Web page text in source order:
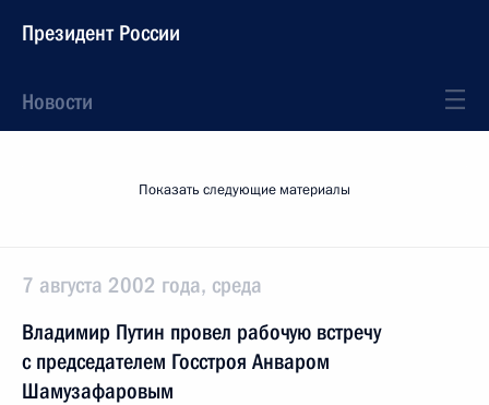
Президент России
Новости
Показать следующие материалы
7 августа 2002 года, среда
Владимир Путин провел рабочую встречу
с председателем Госстроя Анваром
Шамузафаровым